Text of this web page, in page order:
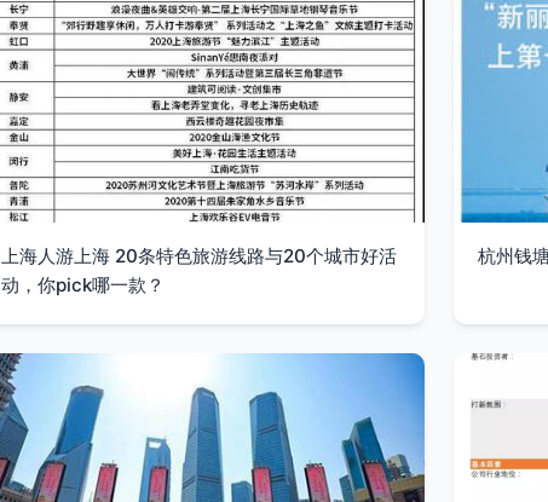
上海人游上海 20条特色旅游线路与20个城市好活
动，你pick哪一款？
杭州钱